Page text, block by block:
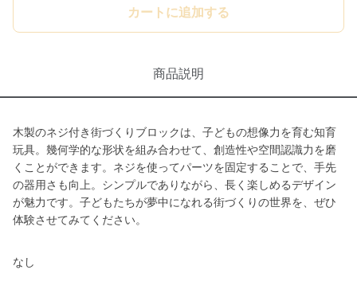
カートに追加する
商品説明
木製のネジ付き街づくりブロックは、子どもの想像力を育む知育
玩具。幾何学的な形状を組み合わせて、創造性や空間認識力を磨
くことができます。ネジを使ってパーツを固定することで、手先
の器用さも向上。シンプルでありながら、長く楽しめるデザイン
が魅力です。子どもたちが夢中になれる街づくりの世界を、ぜひ
体験させてみてください。
なし